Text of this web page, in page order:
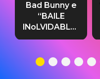
Bad Bunny e
“BAILE
INoLVIDABLE”:
testo,
significato